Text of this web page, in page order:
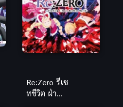
Re:Zero รีเซ
ทชีวิต ฝ่า